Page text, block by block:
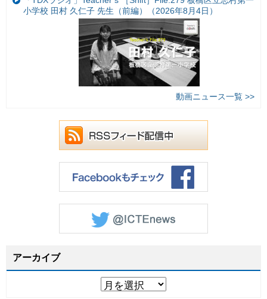
小学校 田村 久仁子 先生（前編）（2026年8月4日）
動画ニュース一覧 >>
アーカイブ